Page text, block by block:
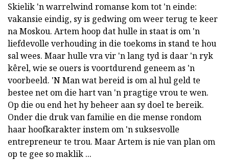
Skielik 'n warrelwind romanse kom tot 'n einde:
vakansie eindig, sy is gedwing om weer terug te keer
na Moskou. Artem hoop dat hulle in staat is om 'n
liefdevolle verhouding in die toekoms in stand te hou
sal wees. Maar hulle vra vir 'n lang tyd is daar 'n ryk
kêrel, wie se ouers is voortdurend geneem as 'n
voorbeeld. 'N Man wat bereid is om al hul geld te
bestee net om die hart van 'n pragtige vrou te wen.
Op die ou end het hy beheer aan sy doel te bereik.
Onder die druk van familie en die mense rondom
haar hoofkarakter instem om 'n suksesvolle
entrepreneur te trou. Maar Artem is nie van plan om
op te gee so maklik ...